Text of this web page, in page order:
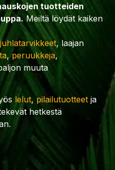
tuotteiden
Meiltä löydät kaiken
, laajan
,peruukkeja,
muuta
lelut, pilailutuotteet ja
hetkestä